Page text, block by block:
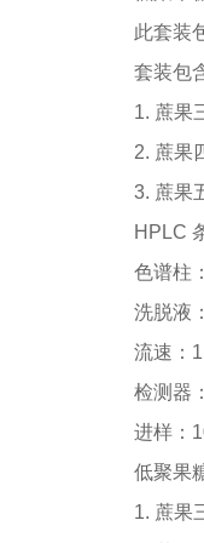
此套装
套装包
1. 蔗果
2. 蔗果
3. 蔗果
HPLC
色谱柱
洗脱液
流速：
检测器
进样：
低聚果
1. 蔗果